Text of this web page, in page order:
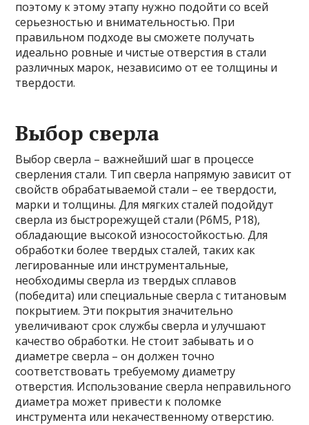
поэтому к этому этапу нужно подойти со всей
серьезностью и внимательностью. При
правильном подходе вы сможете получать
идеально ровные и чистые отверстия в стали
различных марок, независимо от ее толщины и
твердости.
Выбор сверла
Выбор сверла – важнейший шаг в процессе
сверления стали. Тип сверла напрямую зависит от
свойств обрабатываемой стали – ее твердости,
марки и толщины. Для мягких сталей подойдут
сверла из быстрорежущей стали (Р6М5, Р18),
обладающие высокой износостойкостью. Для
обработки более твердых сталей, таких как
легированные или инструментальные,
необходимы сверла из твердых сплавов
(победита) или специальные сверла с титановым
покрытием. Эти покрытия значительно
увеличивают срок службы сверла и улучшают
качество обработки. Не стоит забывать и о
диаметре сверла – он должен точно
соответствовать требуемому диаметру
отверстия. Использование сверла неправильного
диаметра может привести к поломке
инструмента или некачественному отверстию.